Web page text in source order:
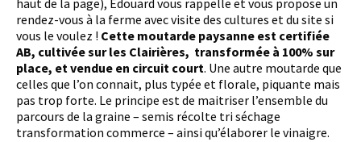
haut de la page), Edouard vous rappelle et vous propose un
rendez-vous à la ferme avec visite des cultures et du site si
vous le voulez ! Cette moutarde paysanne est certifiée
AB, cultivée sur les Clairières, transformée à 100% sur
place, et vendue en circuit court. Une autre moutarde que
celles que l’on connait, plus typée et florale, piquante mais
pas trop forte. Le principe est de maitriser l’ensemble du
parcours de la graine – semis récolte tri séchage
transformation commerce – ainsi qu’élaborer le vinaigre.